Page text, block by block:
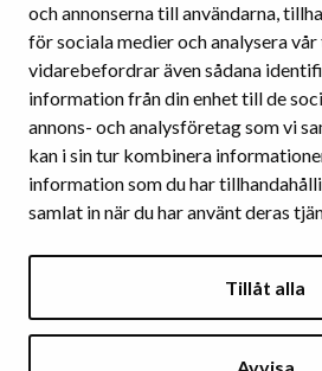
och annonserna till användarna,
för sociala medier och analysera
vidarebefordrar även sådana
information från din enhet till de
annons- och analysföretag som vi
kan i sin tur kombinera
information som du har
samlat in när du har använt deras
Tillåt alla
TILLGÄNGLIGA DOKUMENT
Ordbehandlingsprogram
Pdf
BILD OCH LJUD
Textalternativ för bilder
Videor och inspelningar